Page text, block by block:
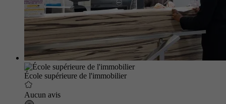
École supérieure de l'immobilier
Aucun avis